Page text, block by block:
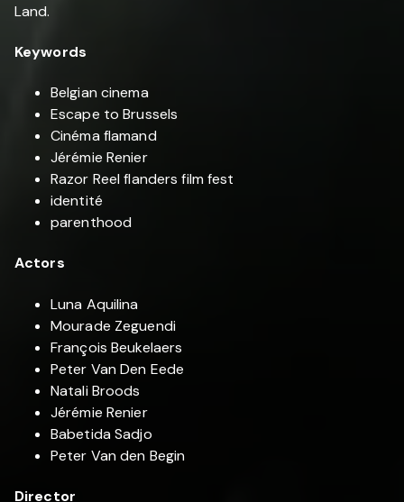
Land.
Keywords
Belgian cinema
Escape to Brussels
Cinéma flamand
Jérémie Renier
Razor Reel flanders film fest
identité
parenthood
Actors
Luna Aquilina
Mourade Zeguendi
François Beukelaers
Peter Van Den Eede
Natali Broods
Jérémie Renier
Babetida Sadjo
Peter Van den Begin
Director